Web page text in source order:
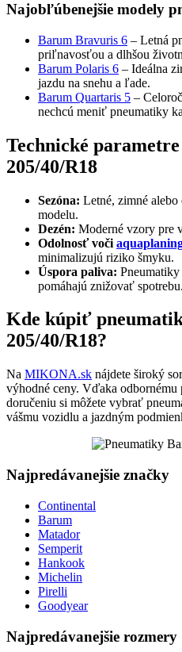
Najobľúbenejšie modely
Barum Bravuris 6 – Letná
priľnavosťou a dlhšou
Barum Polaris 6 – Ideálna
jazdu na snehu a ľade.
Barum Quartaris 5 –
nechcú meniť pneumatiky
Technické
205/40/R18
Sezóna: Letné, zimné
modelu.
Dezén: Moderné vzory pre
Odolnosť voči
minimalizujú riziko šmyku.
Úspora paliva:
pomáhajú znižovať spotrebu.
Kde kúpiť
205/40/R18?
Na MIKONA.sk nájdete široký
výhodné ceny. Vďaka odbornému
doručeniu si môžete vybrať
vášmu vozidlu a jazdným
Najpredávanejšie značky
Continental
Barum
Matador
Semperit
Hankook
Michelin
Pirelli
Goodyear
Najpredávanejšie rozmery